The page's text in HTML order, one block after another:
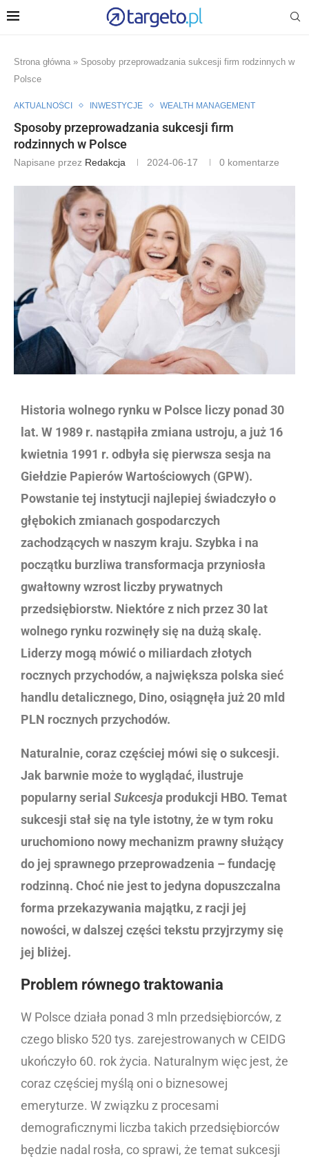
Strona główna » Sposoby przeprowadzania sukcesji firm rodzinnych w
Polsce
AKTUALNOŚCI INWESTYCJE WEALTH MANAGEMENT
Sposoby przeprowadzania sukcesji firm
rodzinnych w Polsce
Napisane przez Redakcja 2024-06-17 0 komentarze
Historia wolnego rynku w Polsce liczy ponad 30
lat. W 1989 r. nastąpiła zmiana ustroju, a już 16
kwietnia 1991 r. odbyła się pierwsza sesja na
Giełdzie Papierów Wartościowych (GPW).
Powstanie tej instytucji najlepiej świadczyło o
głębokich zmianach gospodarczych
zachodzących w naszym kraju. Szybka i na
początku burzliwa transformacja przyniosła
gwałtowny wzrost liczby prywatnych
przedsiębiorstw. Niektóre z nich przez 30 lat
wolnego rynku rozwinęły się na dużą skalę.
Liderzy mogą mówić o miliardach złotych
rocznych przychodów, a największa polska sieć
handlu detalicznego, Dino, osiągnęła już 20 mld
PLN rocznych przychodów.
Naturalnie, coraz częściej mówi się o sukcesji.
Jak barwnie może to wyglądać, ilustruje
popularny serial Sukcesja produkcji HBO. Temat
sukcesji stał się na tyle istotny, że w tym roku
uruchomiono nowy mechanizm prawny służący
do jej sprawnego przeprowadzenia – fundację
rodzinną. Choć nie jest to jedyna dopuszczalna
forma przekazywania majątku, z racji jej
nowości, w dalszej części tekstu przyjrzymy się
jej bliżej.
Problem równego traktowania
W Polsce działa ponad 3 mln przedsiębiorców, z
czego blisko 520 tys. zarejestrowanych w CEIDG
ukończyło 60. rok życia. Naturalnym więc jest, że
coraz częściej myślą oni o biznesowej
emeryturze. W związku z procesami
demograficznymi liczba takich przedsiębiorców
będzie nadal rosła, co sprawi, że temat sukcesji